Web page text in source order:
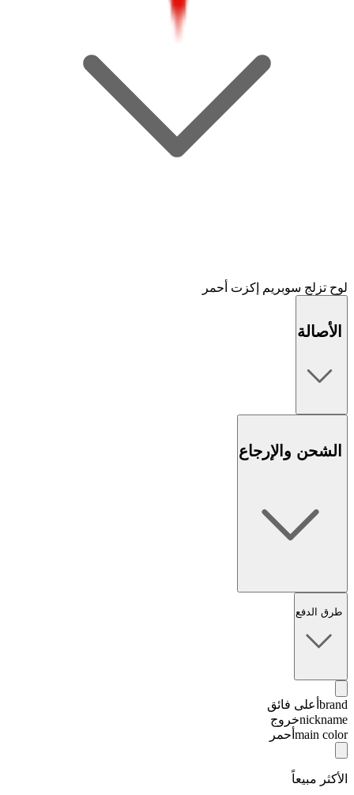
لوح تزلج سوبريم إكزت أحمر
الأصالة
الشحن والإرجاع
طرق الدفع
brand أعلى فائق
nicknameخروج
main color أحمر
الأكثر مبيعاً